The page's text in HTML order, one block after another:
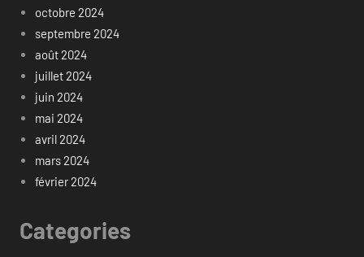
octobre 2024
septembre 2024
août 2024
juillet 2024
juin 2024
mai 2024
avril 2024
mars 2024
février 2024
Categories